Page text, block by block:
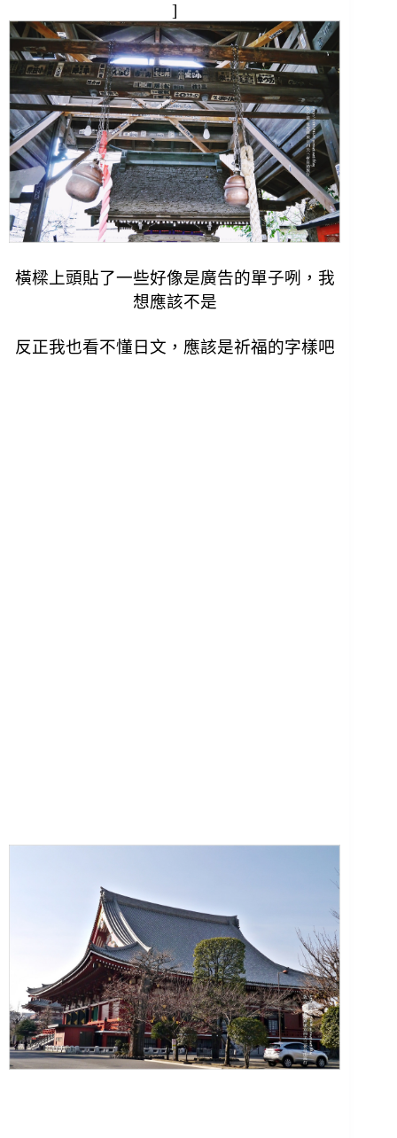
]
橫樑上頭貼了一些好像是廣告的單子咧，我
想應該不是
反正我也看不懂日文，應該是祈福的字樣吧